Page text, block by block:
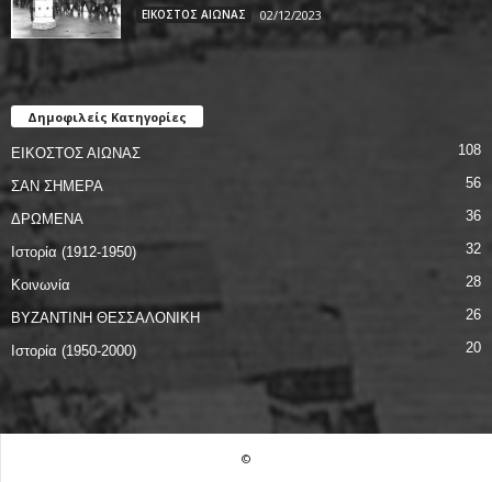
ΕΙΚΟΣΤΟΣ ΑΙΩΝΑΣ 02/12/2023
Δημοφιλείς Κατηγορίες
ΕΙΚΟΣΤΟΣ ΑΙΩΝΑΣ 108
ΣΑΝ ΣΗΜΕΡΑ 56
ΔΡΩΜΕΝΑ 36
Ιστορία (1912-1950) 32
Κοινωνία 28
ΒΥΖΑΝΤΙΝΗ ΘΕΣΣΑΛΟΝΙΚΗ 26
Ιστορία (1950-2000) 20
©